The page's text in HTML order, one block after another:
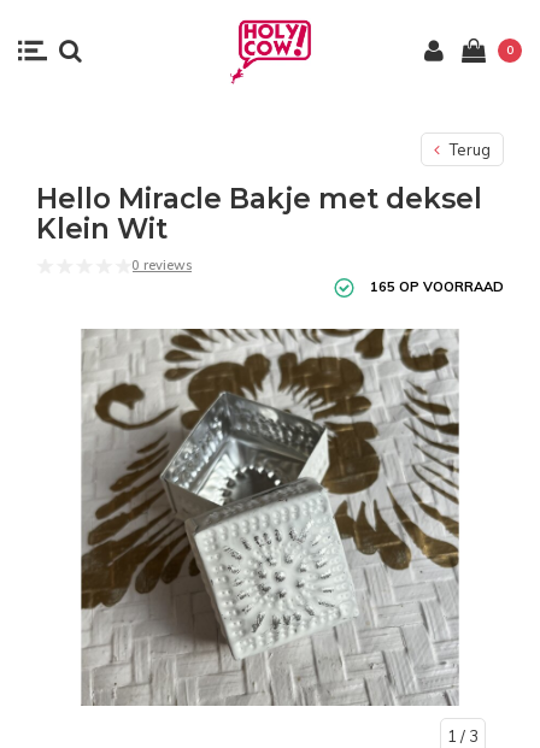
0
Terug
Hello Miracle Bakje met deksel
Klein Wit
0 reviews
165 OP VOORRAAD
1 / 3